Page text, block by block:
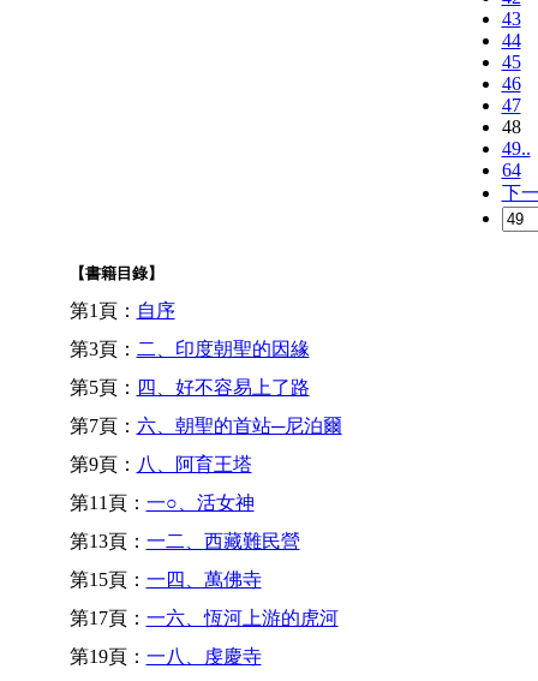
43
44
45
46
47
48
49..
64
下
【書籍目錄】
第1頁： 自序
第3頁： 二、印度朝聖的因緣
第5頁： 四、好不容易上了路
第7頁： 六、朝聖的首站─尼泊爾
第9頁： 八、阿育王塔
第11頁： 一○、活女神
第13頁： 一二、西藏難民營
第15頁： 一四、萬佛寺
第17頁： 一六、恆河上游的虎河
第19頁： 一八、虔慶寺